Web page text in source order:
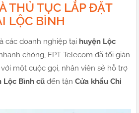
THỦ TỤC LẮP ĐẶT
LỘC BÌNH
các doanh nghiệp tại huyện Lộc
chóng, FPT Telecom đã tối giản
một cuộc gọi, nhân viên sẽ hỗ trợ
Lộc Bình cũ đến tận Cửa khẩu Chi